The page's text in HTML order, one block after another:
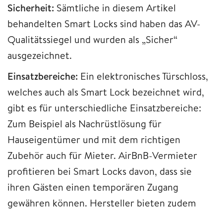
Sicherheit: Sämtliche in diesem Artikel
behandelten Smart Locks sind haben das AV-
Qualitätssiegel und wurden als „Sicher“
ausgezeichnet.
Einsatzbereiche: Ein elektronisches Türschloss,
welches auch als Smart Lock bezeichnet wird,
gibt es für unterschiedliche Einsatzbereiche:
Zum Beispiel als Nachrüstlösung für
Hauseigentümer und mit dem richtigen
Zubehör auch für Mieter. AirBnB-Vermieter
profitieren bei Smart Locks davon, dass sie
ihren Gästen einen temporären Zugang
gewähren können. Hersteller bieten zudem